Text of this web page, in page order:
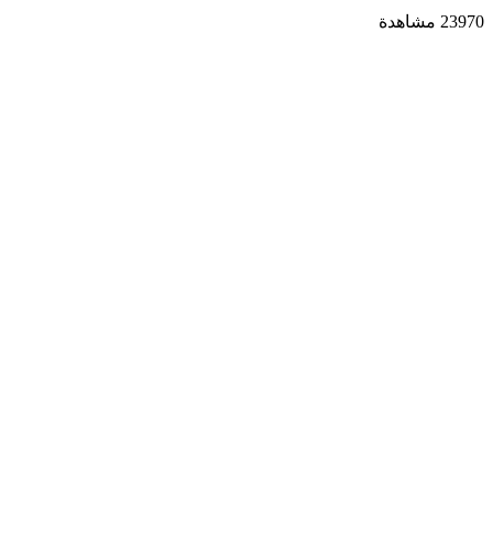
23970 مشاهدة